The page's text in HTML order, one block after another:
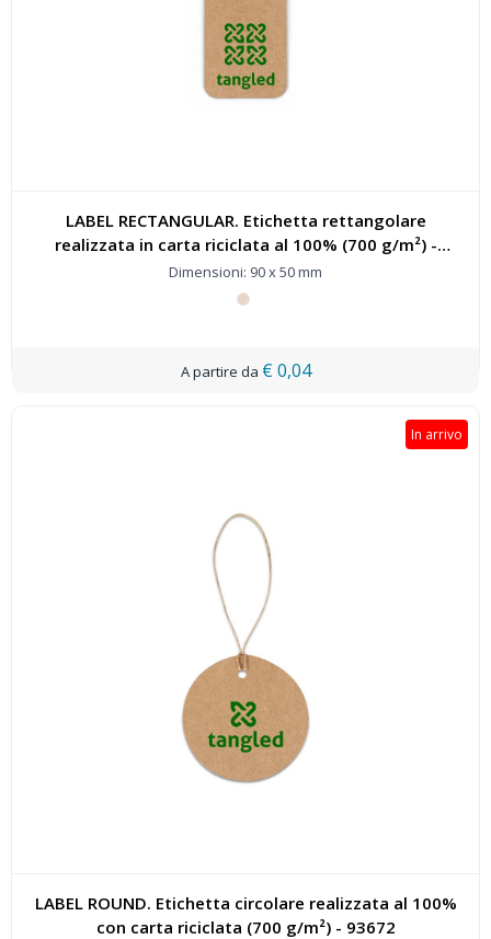
LABEL RECTANGULAR. Etichetta rettangolare
realizzata in carta riciclata al 100% (700 g/m²) -
93671
Dimensioni: 90 x 50 mm
€ 0,04
LABEL ROUND. Etichetta circolare realizzata al 100%
con carta riciclata (700 g/m²) - 93672
In arrivo